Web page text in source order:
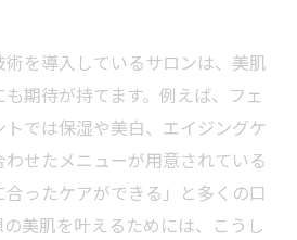
を導入しているサロンは、美肌
期待が持てます。例えば、フェ
では保湿や美白、エイジングケ
せたメニューが用意されている
ったケアができる」と多くの口
美肌を叶えるためには、こうし